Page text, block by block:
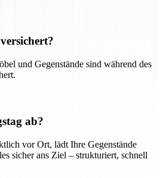
und Gegenstände sind während des
ab?
vor Ort, lädt Ihre Gegenstände
sicher ans Ziel – strukturiert, schnell